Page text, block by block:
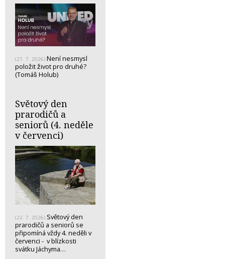
(27. 7. 2026) Není nesmysl
položit život pro druhé?
(Tomáš Holub)
Světový den
prarodičů a
seniorů (4. neděle
v červenci)
(22. 7. 2026) Světový den
prarodičů a seniorů se
připomíná vždy 4. neděli v
červenci - v blízkosti
svátku Jáchyma…